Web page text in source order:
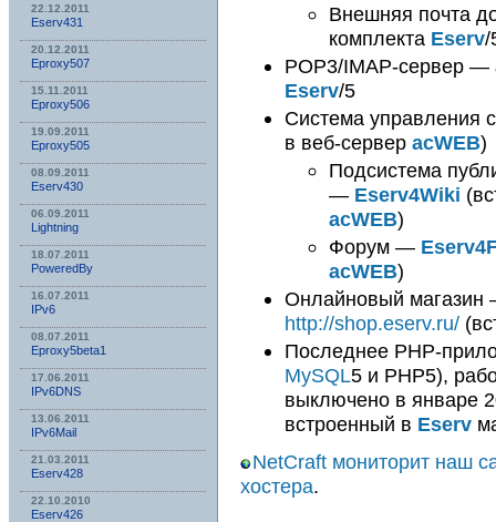
22.12.2011
Eserv431
20.12.2011
Eproxy507
15.11.2011
Eproxy506
19.09.2011
Eproxy505
08.09.2011
Eserv430
06.09.2011
Lightning
18.07.2011
PoweredBy
16.07.2011
IPv6
08.07.2011
Eproxy5beta1
17.06.2011
IPv6DNS
13.06.2011
IPv6Mail
21.03.2011
Eserv428
22.10.2010
Eserv426
Внешняя почта
комплекта Eserv/
POP3/IMAP-сервер —
Eserv/5
Система управления
в веб-сервер acWEB)
Подсистема
— Eserv4Wiki
acWEB)
Форум —
acWEB)
Онлайновый
http://shop.eserv.ru/
Последнее PHP-
MySQL5 и PHP5),
выключено в январе
встроенный в Eserv
NetCraft мониторит наш
хостера.